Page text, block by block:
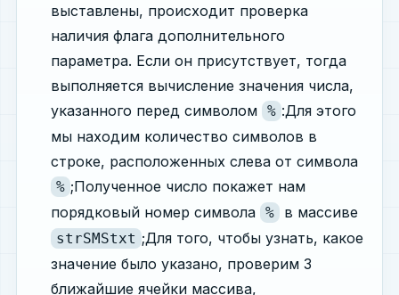
выставлены, происходит проверка
наличия флага дополнительного
параметра. Если он присутствует, тогда
выполняется вычисление значения числа,
указанного перед символом % :Для этого
мы находим количество символов в
строке, расположенных слева от символа
% ;Полученное число покажет нам
порядковый номер символа % в массиве
strSMStxt ;Для того, чтобы узнать, какое
значение было указано, проверим 3
ближайшие ячейки массива,